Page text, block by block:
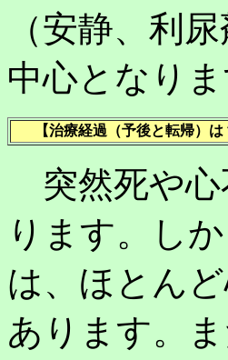
（安静、利
中心となりま
【治療経過（予後と転帰）は
突然死や心
ります。し
は、ほとん
あります。